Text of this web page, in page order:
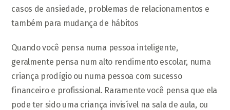
casos de ansiedade, problemas de relacionamentos e
também para mudança de hábitos
Quando você pensa numa pessoa inteligente,
geralmente pensa num alto rendimento escolar, numa
criança prodígio ou numa pessoa com sucesso
financeiro e profissional. Raramente você pensa que ela
pode ter sido uma criança invisível na sala de aula, ou